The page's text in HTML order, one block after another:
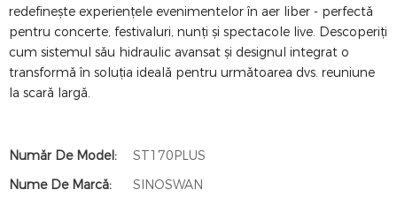
redefinește experiențele evenimentelor în aer liber - perfectă
pentru concerte, festivaluri, nunți și spectacole live. Descoperiți
cum sistemul său hidraulic avansat și designul integrat o
transformă în soluția ideală pentru următoarea dvs. reuniune
la scară largă.
Număr De Model:
ST170PLUS
Nume De Marcă:
SINOSWAN